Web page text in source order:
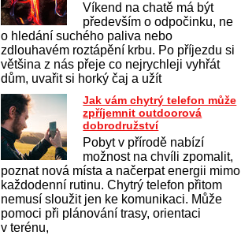
Víkend na chatě má být
především o odpočinku, ne
o hledání suchého paliva nebo
zdlouhavém roztápění krbu. Po příjezdu si
většina z nás přeje co nejrychleji vyhřát
dům, uvařit si horký čaj a užít
Jak vám chytrý telefon může
zpříjemnit outdoorová
dobrodružství
Pobyt v přírodě nabízí
možnost na chvíli zpomalit,
poznat nová místa a načerpat energii mimo
každodenní rutinu. Chytrý telefon přitom
nemusí sloužit jen ke komunikaci. Může
pomoci při plánování trasy, orientaci
v terénu,